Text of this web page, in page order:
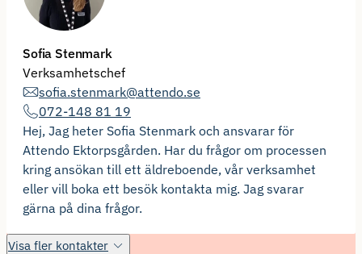
Sofia Stenmark
Verksamhetschef
sofia.stenmark@attendo.se
072-148 81 19
Hej, Jag heter Sofia Stenmark och ansvarar för
Attendo Ektorpsgården. Har du frågor om processen
kring ansökan till ett äldreboende, vår verksamhet
eller vill boka ett besök kontakta mig. Jag svarar
gärna på dina frågor.
Visa fler kontakter